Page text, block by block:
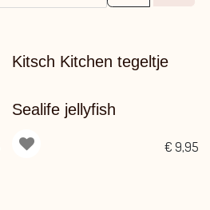
Kitsch Kitchen tegeltje
Sealife jellyfish
€ 9,95